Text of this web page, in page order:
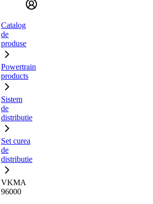
Catalog
de
produse
Powertrain
products
Sistem
de
distributie
Set curea
de
distributie
VKMA
96000